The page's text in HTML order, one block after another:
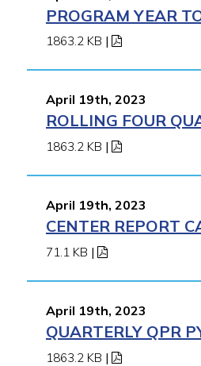
PROGRAM YEAR
1863.2 KB |
April 19th, 2023
ROLLING FOUR
1863.2 KB |
April 19th, 2023
CENTER REPORT
71.1 KB |
April 19th, 2023
QUARTERLY QPR
1863.2 KB |